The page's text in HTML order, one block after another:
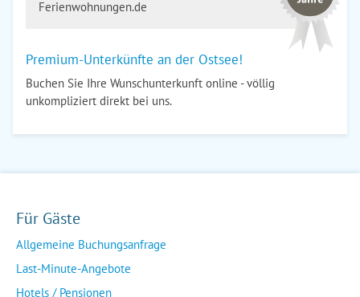
Ferienwohnungen.de
Premium-Unterkünfte an der Ostsee!
Buchen Sie Ihre Wunschunterkunft online - völlig
unkompliziert direkt bei uns.
Für Gäste
Allgemeine Buchungsanfrage
Last-Minute-Angebote
Hotels / Pensionen